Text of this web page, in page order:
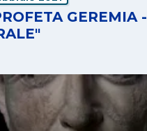
GEREMIA -